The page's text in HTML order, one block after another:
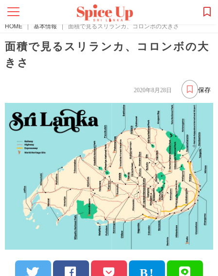
HOME | 基本情報 | 面積で見るスリランカ、コロンボの大きさ
面積で見るスリランカ、コロンボの大
きさ
保存
2020年8月28日